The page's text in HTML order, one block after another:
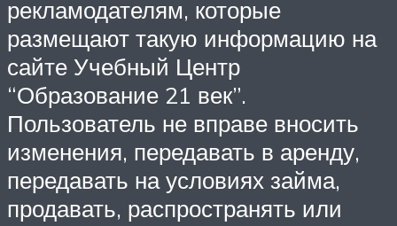
рекламодателям, которые
размещают такую информацию на
сайте Учебный Центр
“Образование 21 век”.
Пользователь не вправе вносить
изменения, передавать в аренду,
передавать на условиях займа,
продавать, распространять или